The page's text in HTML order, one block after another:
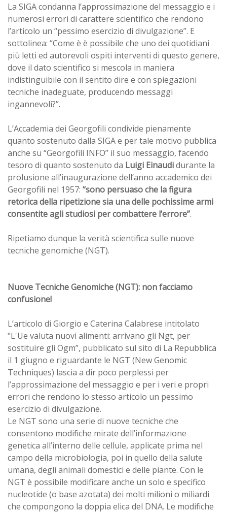
La SIGA condanna l’approssimazione del messaggio e i
numerosi errori di carattere scientifico che rendono
l’articolo un “pessimo esercizio di divulgazione”. E
sottolinea: “Come è è possibile che uno dei quotidiani
più letti ed autorevoli ospiti interventi di questo genere,
dove il dato scientifico si mescola in maniera
indistinguibile con il sentito dire e con spiegazioni
tecniche inadeguate, producendo messaggi
ingannevoli?”.
L’Accademia dei Georgofili condivide pienamente
quanto sostenuto dalla SIGA e per tale motivo pubblica
anche su “Georgofili INFO” il suo messaggio, facendo
tesoro di quanto sostenuto da Luigi Einaudidurante la
prolusione all’inaugurazione dell’anno accademico dei
Georgofili nel 1957: “sono persuaso che la figura
retorica della ripetizione sia una delle pochissime armi
consentite agli studiosi per combattere l’errore”.
Ripetiamo dunque la verità scientifica sulle nuove
tecniche genomiche (NGT).
Nuove Tecniche Genomiche (NGT): non facciamo
confusione!
L’articolo di Giorgio e Caterina Calabrese intitolato
"L'Ue valuta nuovi alimenti: arrivano gli Ngt, per
sostituire gli Ogm”, pubblicato sul sito di La Repubblica
il 1 giugno e riguardante le NGT (New Genomic
Techniques) lascia a dir poco perplessi per
l’approssimazione del messaggio e per i veri e propri
errori che rendono lo stesso articolo un pessimo
esercizio di divulgazione.
Le NGT sono una serie di nuove tecniche che
consentono modifiche mirate dell’informazione
genetica all’interno delle cellule, applicate prima nel
campo della microbiologia, poi in quello della salute
umana, degli animali domestici e delle piante. Con le
NGT è possibile modificare anche un solo e specifico
nucleotide (o base azotata) dei molti milioni o miliardi
che compongono la doppia elica del DNA. Le modifiche